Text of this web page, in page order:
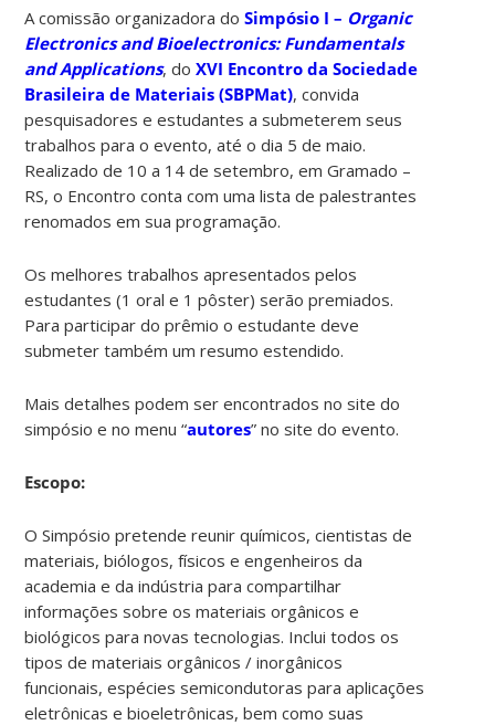
A comissão organizadora doSimpósio I – Organic
Electronics and Bioelectronics: Fundamentals
and Applications, doXVI Encontro da Sociedade
Brasileira de Materiais (SBPMat), convida
pesquisadores e estudantes a submeterem seus
trabalhos para o evento, até o dia 5 de maio.
Realizado de 10 a 14 de setembro, em Gramado –
RS, o Encontro conta com uma lista de palestrantes
renomados em sua programação.
Os melhores trabalhos apresentados pelos
estudantes (1 oral e 1 pôster) serão premiados.
Para participar do prêmio o estudante deve
submeter também um resumo estendido.
Mais detalhes podem ser encontrados no site do
simpósio e no menu “autores” no site do evento.
Escopo:
O Simpósio pretende reunir químicos, cientistas de
materiais, biólogos, físicos e engenheiros da
academia e da indústria para compartilhar
informações sobre os materiais orgânicos e
biológicos para novas tecnologias. Inclui todos os
tipos de materiais orgânicos / inorgânicos
funcionais, espécies semicondutoras para aplicações
eletrônicas e bioeletrônicas, bem como suas